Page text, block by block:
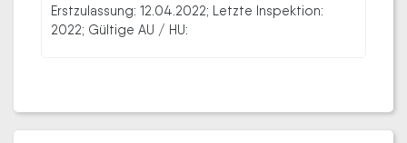
Erstzulassung: 12.04.2022; Letzte Inspektion:
2022; Gültige AU / HU: